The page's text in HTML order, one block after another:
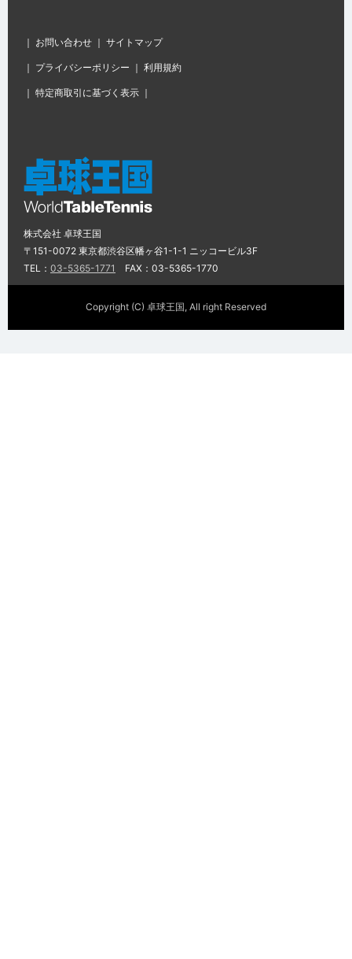
｜ お問い合わせ ｜ サイトマップ
｜ プライバシーポリシー ｜ 利用規約
｜ 特定商取引に基づく表示 ｜
株式会社 卓球王国
〒151-0072 東京都渋谷区幡ヶ谷1-1-1 ニッコービル3F
TEL： 03-5365-1771 FAX：03-5365-1770
Copyright (C) 卓球王国, All right Reserved